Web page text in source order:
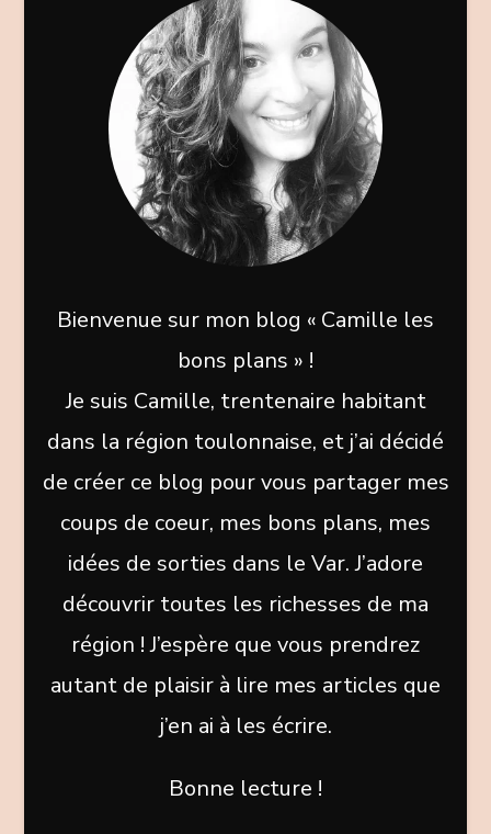
Bienvenue sur mon blog « Camille les
bons plans » !
Je suis Camille, trentenaire habitant
dans la région toulonnaise, et j’ai décidé
de créer ce blog pour vous partager mes
coups de coeur, mes bons plans, mes
idées de sorties dans le Var. J’adore
découvrir toutes les richesses de ma
région ! J’espère que vous prendrez
autant de plaisir à lire mes articles que
j’en ai à les écrire.
Bonne lecture !